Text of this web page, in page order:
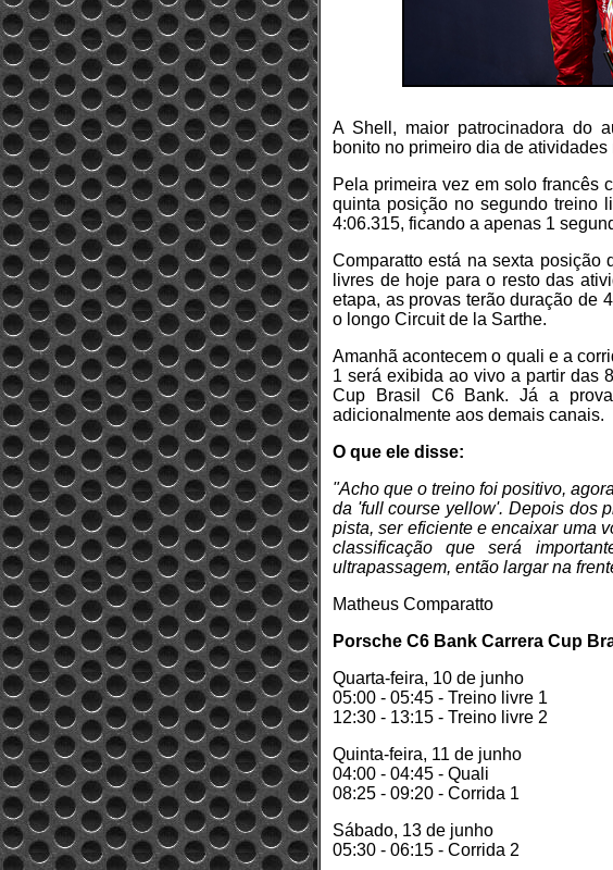
A Shell, maior patrocinadora do
bonito no primeiro dia de
Pela primeira vez em solo francês
quinta posição no segundo treino
4:06.315, ficando a apenas 1
Comparatto está na sexta posição
livres de hoje para o resto das
etapa, as provas terão duração de
o longo Circuit de la Sarthe.
Amanhã acontecem o quali e a
1 será exibida ao vivo a partir das
Cup Brasil C6 Bank. Já a
adicionalmente aos demais canais.
O que ele disse:
"Acho que o treino foi positivo,
da 'full course yellow'. Depois dos
pista, ser eficiente e encaixar uma
classificação que será
ultrapassagem, então largar na
Matheus Comparatto
Porsche C6 Bank Carrera Cup
Quarta-feira, 10 de junho
05:00 - 05:45 - Treino livre 1
12:30 - 13:15 - Treino livre 2
Quinta-feira, 11 de junho
04:00 - 04:45 - Quali
08:25 - 09:20 - Corrida 1
Sábado, 13 de junho
05:30 - 06:15 - Corrida 2